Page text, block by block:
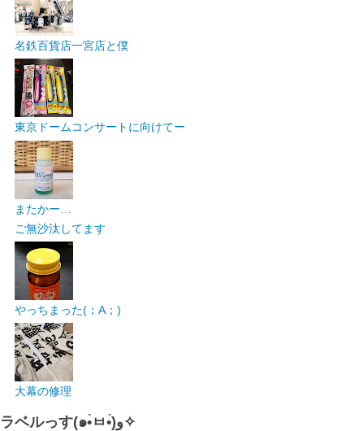
名鉄百貨店一宮店と僕
東京ドームコンサートに向けてー
またかー…
ご無沙汰してます
やっちまった(；A；)
大幕の修理
ラベルっす(๑•̀ㅂ•́)و✧